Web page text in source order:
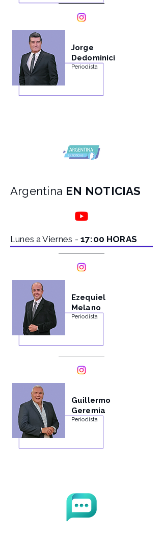
Jorge
Dedominici
Periodista
Argentina EN NOTICIAS
Lunes a Viernes -17:00 HORAS
Ezequiel
Melano
Periodista
Guillermo
Geremia
Periodista